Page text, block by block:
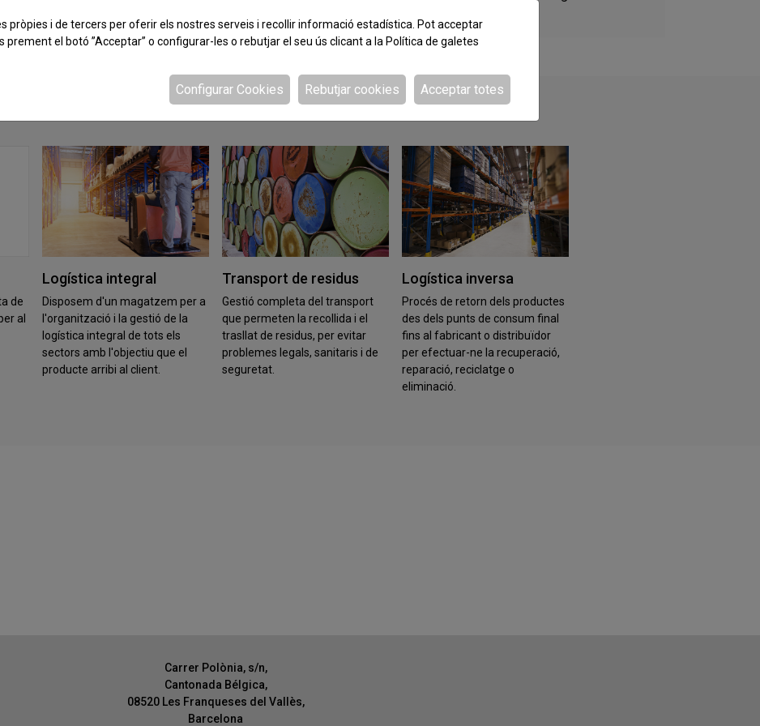
norma que ha derogat al Reial Decret 180/2015, de 13 de març.
Els nostres Serveis
de
al
Logística integral
Disposem d'un magatzem per a
l'organització i la gestió de la
logística integral de tots els
sectors amb l'objectiu que el
producte arribi al client.
Transport de residus
Gestió completa del transport
que permeten la recollida i el
trasllat de residus, per evitar
problemes legals, sanitaris i de
seguretat.
Logística inversa
Procés de retorn dels productes
des dels punts de consum final
fins al fabricant o distribuïdor
per efectuar-ne la recuperació,
reparació, reciclatge o
eliminació.
Carrer Polònia, s/n,
Cantonada Bélgica,
08520 Les Franqueses del Vallès,
Barcelona
pròpies i de tercers per oferir els nostres serveis i recollir informació estadística. Pot acceptar
prement el botó ”Acceptar” o configurar-les o rebutjar el seu ús clicant a la Política de galetes
Acceptar totes
Rebutjar cookies
Configurar Cookies